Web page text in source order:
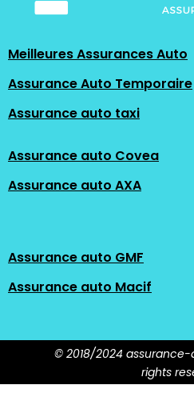
Meilleures Assurances Auto
Assurance Auto Temporaire
Assurance auto taxi
Assurance auto Covea
Assurance auto AXA
Assurance auto GMF
Assurance auto Macif
© 2018/2024
rights